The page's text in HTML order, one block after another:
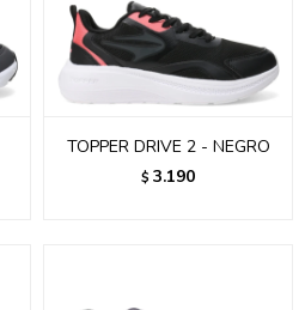
TOPPER DRIVE 2 - NEGRO
$ 3.190